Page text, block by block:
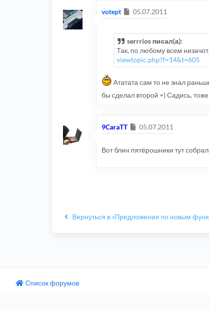
votept Сообщение
05.07.2011
serrrios писал(а):
Так, по любому всем
viewtopic.php?f=14&t=605
Ататата сам то не знал
бы сделал второй =) Садись,
9CaraTT Сообщение
05.07.2011
Вот блин пятёрошники тут
Вернуться в «Предложения по новым
Список форумов